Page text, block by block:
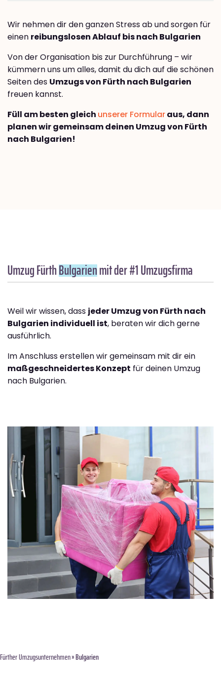
Wir nehmen dir den ganzen Stress ab und sorgen für
einen reibungslosen Ablauf bis nach Bulgarien
Von der Organisation bis zur Durchführung – wir
kümmern uns um alles, damit du dich auf die schönen
Seiten des Umzugs von Fürth nach Bulgarien
freuen kannst.
Füll am besten gleich unserer Formularaus, dann
planen wir gemeinsam deinen Umzug von Fürth
nach Bulgarien!
Umzug FürthBulgarienmit der #1 Umzugsfirma
Weil wir wissen, dass jeder Umzug von Fürth nach
Bulgarien individuell ist, beraten wir dich gerne
ausführlich.
Im Anschluss erstellen wir gemeinsam mit dir ein
maßgeschneidertes Konzept für deinen Umzug
nach Bulgarien.
Fürther Umzugsunternehmen» Bulgarien